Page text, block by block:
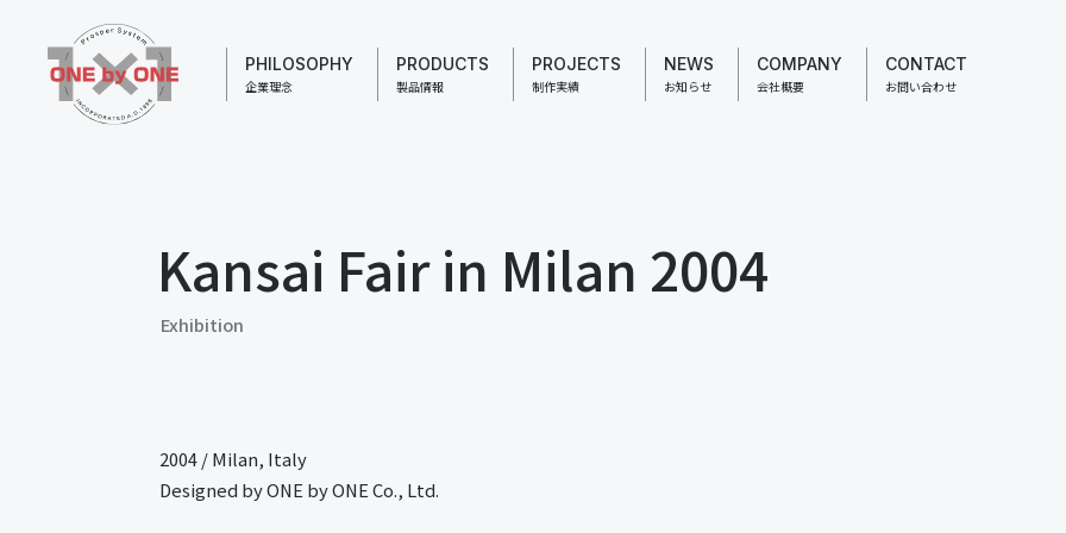
PHILOSOPHY
企業理念
PRODUCTS
製品情報
PROJECTS
制作実績
NEWS
お知らせ
COMPANY
会社概要
CONTACT
お問い合わせ
Kansai Fair in Milan 2004
Exhibition
2004/Milan, Italy
Designed by ONE by ONE Co., Ltd.